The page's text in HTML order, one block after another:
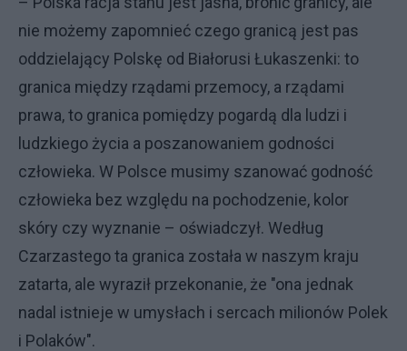
nie możemy zapomnieć czego granicą jest pas
oddzielający Polskę od Białorusi Łukaszenki: to
granica między rządami przemocy, a rządami
prawa, to granica pomiędzy pogardą dla ludzi i
ludzkiego życia a poszanowaniem godności
człowieka. W Polsce musimy szanować godność
człowieka bez względu na pochodzenie, kolor
skóry czy wyznanie – oświadczył. Według
Czarzastego ta granica została w naszym kraju
zatarta, ale wyraził przekonanie, że "ona jednak
nadal istnieje w umysłach i sercach milionów Polek
i Polaków".